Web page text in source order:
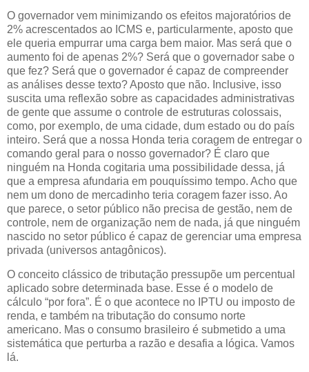
O governador vem minimizando os efeitos majoratórios de
2% acrescentados ao ICMS e, particularmente, aposto que
ele queria empurrar uma carga bem maior. Mas será que o
aumento foi de apenas 2%? Será que o governador sabe o
que fez? Será que o governador é capaz de compreender
as análises desse texto? Aposto que não. Inclusive, isso
suscita uma reflexão sobre as capacidades administrativas
de gente que assume o controle de estruturas colossais,
como, por exemplo, de uma cidade, dum estado ou do país
inteiro. Será que a nossa Honda teria coragem de entregar o
comando geral para o nosso governador? É claro que
ninguém na Honda cogitaria uma possibilidade dessa, já
que a empresa afundaria em pouquíssimo tempo. Acho que
nem um dono de mercadinho teria coragem fazer isso. Ao
que parece, o setor público não precisa de gestão, nem de
controle, nem de organização nem de nada, já que ninguém
nascido no setor público é capaz de gerenciar uma empresa
privada (universos antagônicos).
O conceito clássico de tributação pressupõe um percentual
aplicado sobre determinada base. Esse é o modelo de
cálculo “por fora”. É o que acontece no IPTU ou imposto de
renda, e também na tributação do consumo norte
americano. Mas o consumo brasileiro é submetido a uma
sistemática que perturba a razão e desafia a lógica. Vamos
lá.